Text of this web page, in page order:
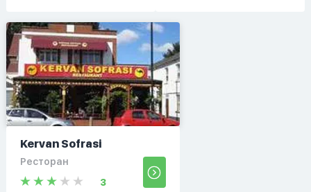
Kervan Sofrasi
Ресторан
3